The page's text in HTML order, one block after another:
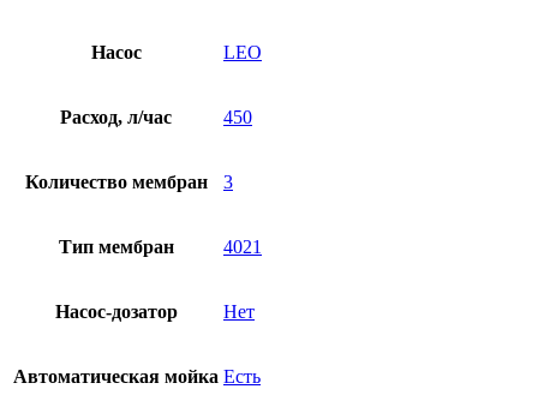
Насос LEO
Расход, л/час 450
Количество мембран 3
Тип мембран 4021
Насос-дозатор Нет
Автоматическая мойка Есть